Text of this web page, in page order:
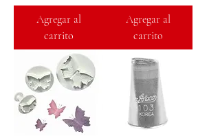
Agregar al
carrito
Agregar al
carrito